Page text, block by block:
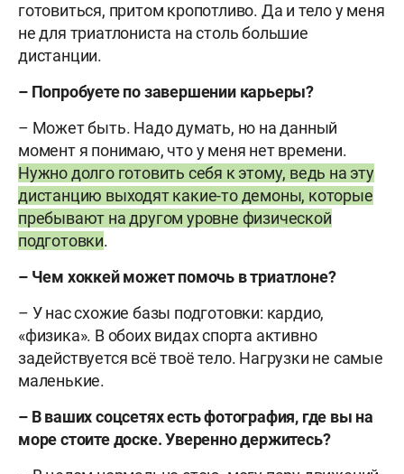
готовиться, притом кропотливо. Да и тело у меня
не для триатлониста на столь большие
дистанции.
– Попробуете по завершении карьеры?
– Может быть. Надо думать, но на данный
момент я понимаю, что у меня нет времени.
Нужно долго готовить себя к этому, ведь на эту
дистанцию выходят какие-то демоны, которые
пребывают на другом уровне физической
подготовки.
– Чем хоккей может помочь в триатлоне?
– У нас схожие базы подготовки: кардио,
«физика». В обоих видах спорта активно
задействуется всё твоё тело. Нагрузки не самые
маленькие.
– В ваших соцсетях есть фотография, где вы на
море стоите доске. Уверенно держитесь?